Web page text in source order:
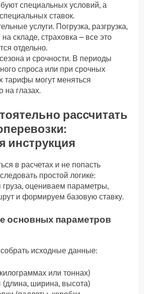
специальных условий, а
ставок.
услуги. Погрузка, разгрузка,
складе, страховка – все это
отдельно.
и срочности. В периоды
спроса или при срочных
тарифы могут меняться
на глазах.
рассчитать
инструкция
в расчетах и не попасть
простой логике:
оцениваем параметры,
и формируем базовую ставку.
основных параметров
исходные данные:
или тоннах)
(длина, ширина, высота)